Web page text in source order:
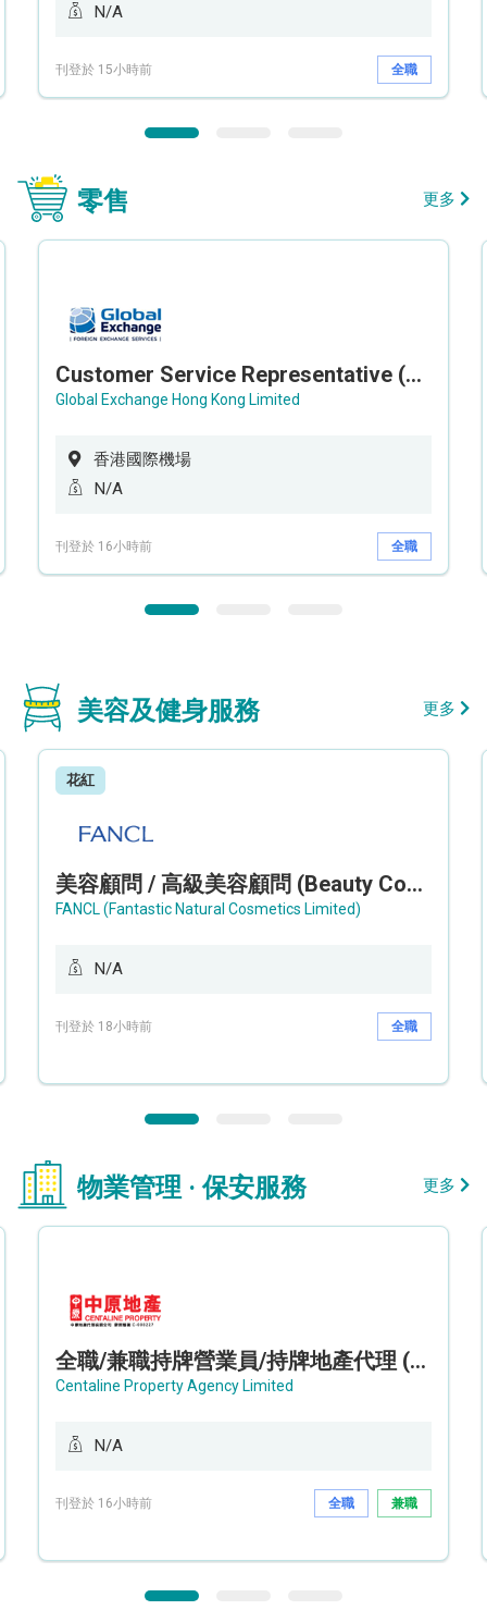
N/A
刊登於 15小時前 全職
零售 更多
Customer Service Representative (Airport)
Global Exchange Hong Kong Limited
香港國際機場
N/A
刊登於 16小時前 全職
美容及健身服務 更多
花紅
美容顧問 / 高級美容顧問 (Beauty Consultant / Senior Beauty Consultant)
FANCL (Fantastic Natural Cosmetics Limited)
N/A
刊登於 18小時前 全職
物業管理 · 保安服務 更多
全職/兼職持牌營業員/持牌地產代理 (長沙灣/將軍澳/油塘)
Centaline Property Agency Limited
N/A
刊登於 16小時前 全職 兼職